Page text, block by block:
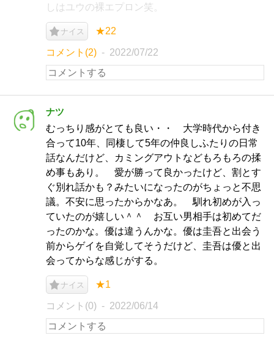
しはユウの裸エプロン笑。
ナイス ★22
コメント(2) 2022/07/22
ナツ
むっちり感がとても良い・・ 大学時代から付き
合って10年、同棲して5年の仲良しふたりの日常
話なんだけど、カミングアウトなどもろもろの揉
め事もあり。 愛が勝って良かったけど、割とす
ぐ別れ話かも？みたいになったのがちょっと不思
議。不安に思ったからかなあ。 馴れ初めが入っ
ていたのが嬉しい＾＾ お互い男相手は初めてだ
ったのかな。優は違うんかな。優は圭吾と出会う
前からゲイを自覚してそうだけど、圭吾は優と出
会ってからな感じがする。
ナイス ★1
コメント(0) 2022/06/14